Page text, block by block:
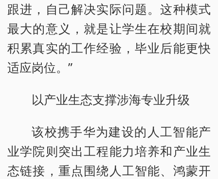
跟进，自己解决实际问题。这种模式
最大的意义，就是让学生在校期间就
积累真实的工作经验，毕业后能更快
适应岗位。”
以产业生态支撑涉海专业升级
该校携手华为建设的人工智能产
业学院则突出工程能力培养和产业生
态链接，重点围绕人工智能、鸿蒙开